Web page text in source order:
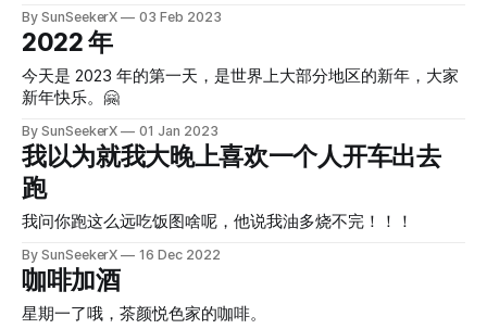
By SunSeekerX 03 Feb 2023
2022 年
今天是 2023 年的第一天，是世界上大部分地区的新年，大家
新年快乐。🤗
By SunSeekerX 01 Jan 2023
我以为就我大晚上喜欢一个人开车出去
跑
我问你跑这么远吃饭图啥呢，他说我油多烧不完！！！
By SunSeekerX 16 Dec 2022
咖啡加酒
星期一了哦，茶颜悦色家的咖啡。